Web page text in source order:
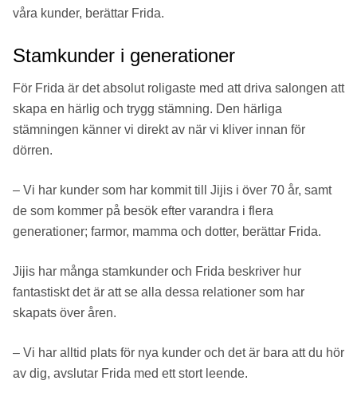
våra kunder, berättar Frida.
Stamkunder i generationer
För Frida är det absolut roligaste med att driva salongen att
skapa en härlig och trygg stämning. Den härliga
stämningen känner vi direkt av när vi kliver innan för
dörren.
– Vi har kunder som har kommit till Jijis i över 70 år, samt
de som kommer på besök efter varandra i flera
generationer; farmor, mamma och dotter, berättar Frida.
Jijis har många stamkunder och Frida beskriver hur
fantastiskt det är att se alla dessa relationer som har
skapats över åren.
– Vi har alltid plats för nya kunder och det är bara att du hör
av dig, avslutar Frida med ett stort leende.